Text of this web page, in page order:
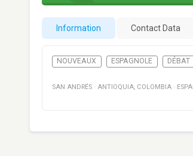
Information Contact Data
NOUVEAUX ESPAGNOLE DÉBAT
SAN ANDRÉS · ANTIOQUIA, COLOMBIA ·